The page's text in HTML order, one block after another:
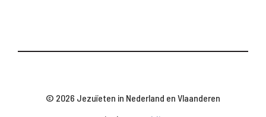
© 2026 Jezuïeten in Nederland en Vlaanderen